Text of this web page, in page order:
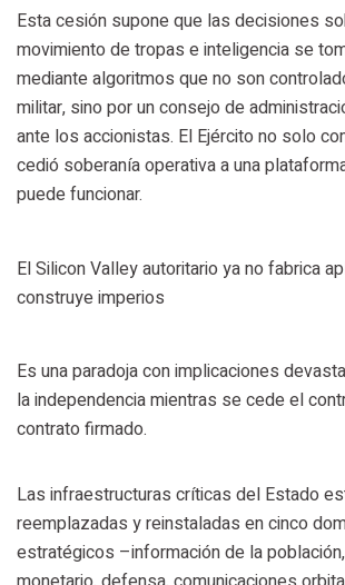
Esta cesión supone que las decisiones
movimiento de tropas e inteligencia se
mediante algoritmos que no son
militar, sino por un consejo de
ante los accionistas. El Ejército no solo
cedió soberanía operativa a una
puede funcionar.
El Silicon Valley autoritario ya no fabrica
construye imperios
Es una paradoja con implicaciones
la independencia mientras se cede el
contrato firmado.
Las infraestructuras críticas del Estado
reemplazadas y reinstaladas en cinco
estratégicos –información de la